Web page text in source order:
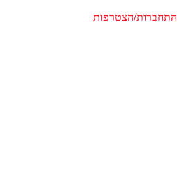
התחברות/הצטרפות